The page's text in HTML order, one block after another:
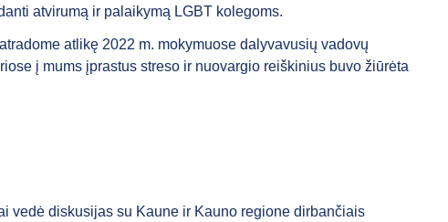
atvirumą ir palaikymą LGBT kolegoms.
atlikę 2022 m. mokymuose dalyvavusių vadovų
į mums įprastus streso ir nuovargio reiškinius buvo žiūrėta
vedė diskusijas su Kaune ir Kauno regione dirbančiais